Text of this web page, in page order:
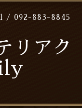
/ 092-883-8845
リアク